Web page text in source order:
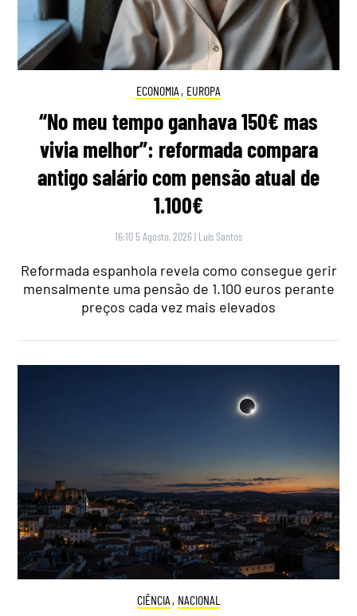
ECONOMIA , EUROPA
“No meu tempo ganhava 150€ mas
vivia melhor”: reformada compara
antigo salário com pensão atual de
1.100€
16:10 5 Agosto, 2026 | Luís Santos
Reformada espanhola revela como consegue gerir
mensalmente uma pensão de 1.100 euros perante
preços cada vez mais elevados
CIÊNCIA , NACIONAL